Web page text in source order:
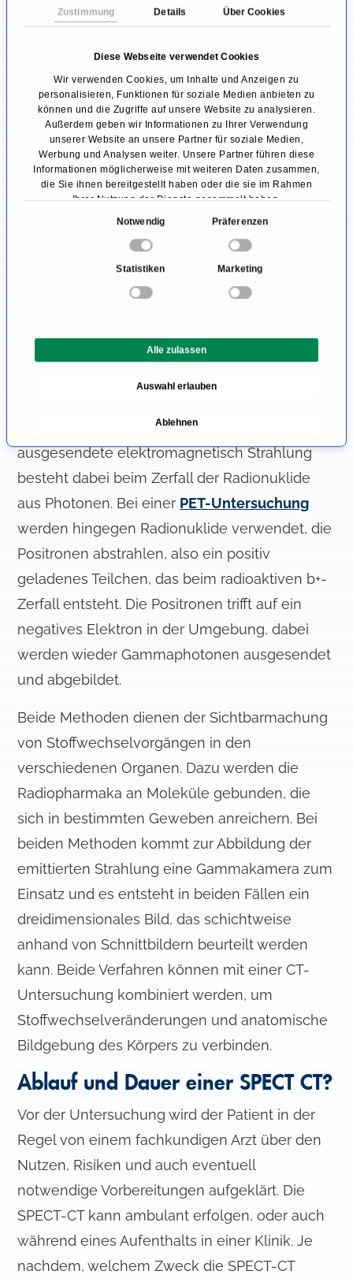
Zustimmung Details Über Cookies
Diese Webseite verwendet Cookies
Wir verwenden Cookies, um Inhalte und Anzeigen zu
personalisieren, Funktionen für soziale Medien anbieten zu
können und die Zugriffe auf unsere Website zu analysieren.
Außerdem geben wir Informationen zu Ihrer Verwendung
unserer Website an unsere Partner für soziale Medien,
Werbung und Analysen weiter. Unsere Partner führen diese
Informationen möglicherweise mit weiteren Daten zusammen,
die Sie ihnen bereitgestellt haben oder die sie im Rahmen
Ihrer Nutzung der Dienste gesammelt haben.
s
u
s
h
l
Notwendig Präferenzen
Statistiken Marketing
Alle zulassen
Auswahl erlauben
Ablehnen
Nebenschilddrüsenerkrankungenkann die
von Relevanz ist.
Die SPECT-CT kann des Weiteren Auskunft
geben bei neurologischen Erkrankungen,
beispielsweiseDemenzen,Epilepsien oder
bestimmten Regionen verändert sein und
Was ist der Unterschied zwischen
Bei einer SPECT-Untersuchung sowie auch bei
sogenannte Gammastrahler verbreicht. Die
ausgesendete elektromagnetisch Strahlung
besteht dabei beim Zerfall der Radionuklide
aus Photonen. Bei einer PET-Untersuchung
werden hingegen Radionuklide verwendet, die
Positronen abstrahlen, also ein positiv
geladenes Teilchen, das beim radioaktiven b+-
Zerfall entsteht. Die Positronen trifft auf ein
negatives Elektron in der Umgebung, dabei
werden wieder Gammaphotonen ausgesendet
und abgebildet.
Beide Methoden dienen der Sichtbarmachung
von Stoffwechselvorgängen in den
verschiedenen Organen. Dazu werden die
Radiopharmaka an Moleküle gebunden, die
sich in bestimmten Geweben anreichern. Bei
beiden Methoden kommt zur Abbildung der
emittierten Strahlung eine Gammakamera zum
Einsatz und es entsteht in beiden Fällen ein
dreidimensionales Bild, das schichtweise
anhand von Schnittbildern beurteilt werden
kann. Beide Verfahren können mit einer CT-
Untersuchung kombiniert werden, um
Stoffwechselveränderungen und anatomische
Bildgebung des Körpers zu verbinden.
Ablauf und Dauer einer SPECT CT?
Vor der Untersuchung wird der Patient in der
Regel von einem fachkundigen Arzt über den
Nutzen, Risiken und auch eventuell
notwendige Vorbereitungen aufgeklärt. Die
SPECT-CT kann ambulant erfolgen, oder auch
während eines Aufenthalts in einer Klinik. Je
nachdem, welchem Zweck die SPECT-CT